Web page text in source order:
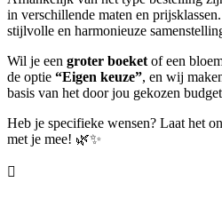
in verschillende maten en
stijlvolle en harmonieuze
Wil je een groter boeket of een
de optie “Eigen keuze”, en wij
basis van het door jou gekozen
Heb je specifieke wensen? Laat het
met je mee! 🌿✨